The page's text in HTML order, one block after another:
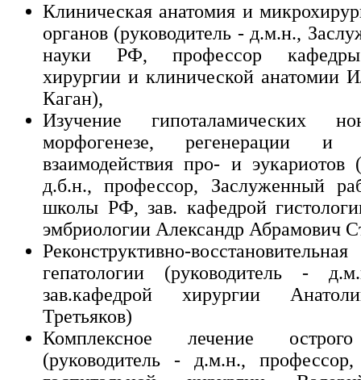
Клиническая анатомия и
органов (руководитель - д.м.н.,
науки РФ, профессор кафедры
хирургии и клинической анатомии
Каган),
Изучение гипоталамических
морфогенезе, регенерации и
взаимодействия про- и эукариотов
д.б.н., профессор, Заслуженный
школы РФ, зав. кафедрой
эмбриологии Александр Абрамович
Реконструктивно-
гепатологии (руководитель -
зав.кафедрой хирургии
Третьяков)
Комплексное лечение острого
(руководитель - д.м.н.,